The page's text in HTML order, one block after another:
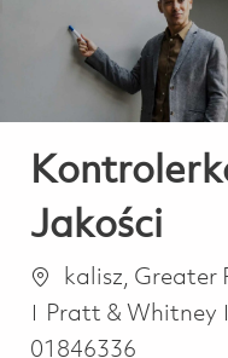
Jakości
位置kalisz, Greater
Pratt & Whitney
01846336